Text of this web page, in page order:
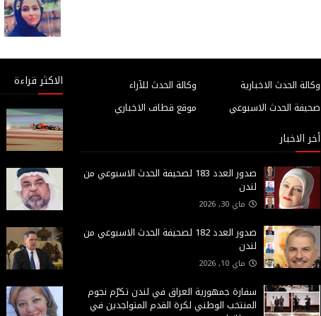
وكالة الحدث للآراء
وكالة الحدث الاخبارية
موقع قطاف الاخباري
صحيفة الحدث الاسبوعي
أخر الاخبار
صدور العدد 183 لصحيفة الحدث الاسبوعي من
لندن
ماي 30, 2026
صدور العدد 182 لصحيفة الحدث الاسبوعي من
لندن
ماي 10, 2026
سفارة جمهورية العراق في لندن تكرّم نجوم
المنتخب الوطني لكرة القدم المتواجدين في
الاكثر قراءة